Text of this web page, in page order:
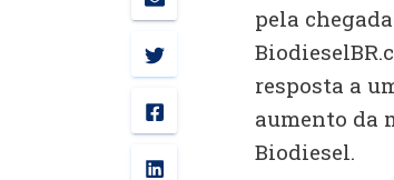
pela
resposta a
aumento da
Biodiesel.